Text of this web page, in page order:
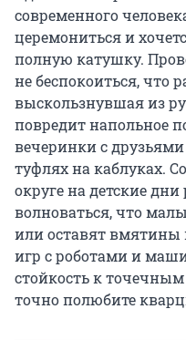
современного
церемониться и
полную катушку.
не беспокоиться, что
выскользнувшая из
повредит напольное
вечеринки с
туфлях на каблуках.
округе на детские
волноваться, что
или оставят вмятины
игр с роботами и
стойкость к
точно полюбите